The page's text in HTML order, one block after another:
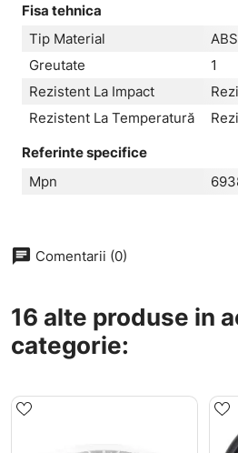
Fisa tehnica
Tip Material
ABS
Greutate
1
Rezistent La Impact
Rezistent La Temperatură
Referinte specifice
Mpn
chat Comentarii (0)
16 alte produse in
categorie: